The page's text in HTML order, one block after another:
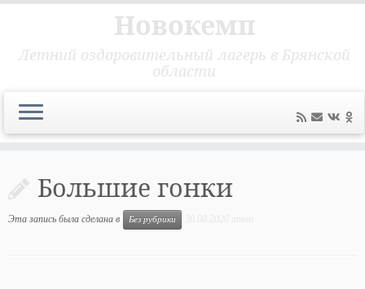
содержимому
Новокемп
Летний оздоровительный лагерь в Брянской
области
Большие гонки
Эта запись была сделана в Без рубрики